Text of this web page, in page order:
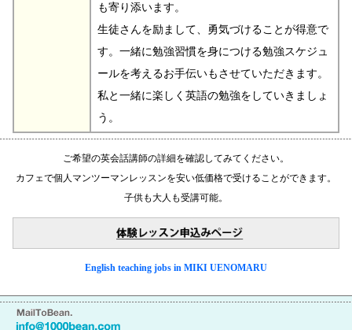
も寄り添います。
生徒さんを励まして、勇気づけることが得意で
す。一緒に勉強習慣を身につける勉強スケジュ
ールを考えるお手伝いもさせていただきます。
私と一緒に楽しく英語の勉強をしていきましょ
う。
ご希望の英会話講師の詳細を確認してみてください。
カフェで個人マンツーマンレッスンを安い低価格で受けることができます。
子供も大人も受講可能。
English teaching jobs in MIKI UENOMARU